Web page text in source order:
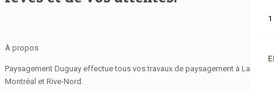
À propos
Paysagement Duguay effectue tous vos travaux de paysagement à Laval,
Montréal et Rive-Nord.